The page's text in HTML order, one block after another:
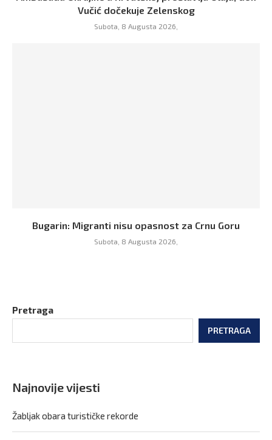
Vučić dočekuje Zelenskog
Subota, 8 Augusta 2026,
Bugarin: Migranti nisu opasnost za Crnu Goru
Subota, 8 Augusta 2026,
Pretraga
PRETRAGA
Najnovije vijesti
Žabljak obara turističke rekorde